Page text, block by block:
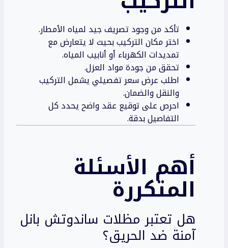
تأكد من وجود تصريف جيد لمياه الأمطار.
اختر مكان التركيب بحيث لا يتعارض مع
تمديدات الكهرباء أو أنابيب المياه.
تحقق من جودة مواد العزل.
اطلب عرض سعر تفصيلي يشمل التركيب
والنقل والضمان.
احرص على توقيع عقد واضح يحدد كل
التفاصيل بدقة.
أهم الأسئلة
المتكررة
هل تعتبر مظلات ساندوتش بانل
آمنة ضد الحريق؟